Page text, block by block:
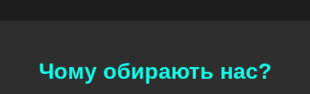
Чому обирають нас?